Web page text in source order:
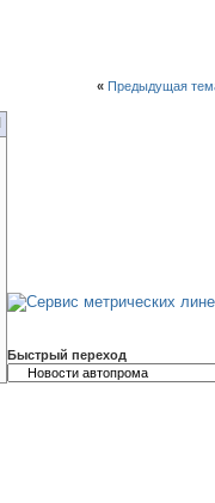
« Предыдущая
Быстрый переход